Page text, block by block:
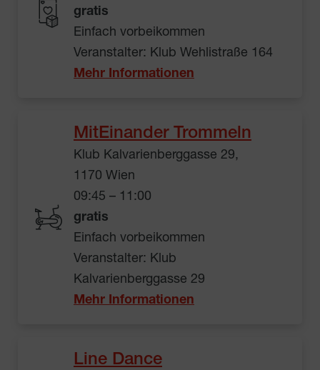
gratis
Einfach vorbeikommen
Veranstalter: Klub Wehlistraße 164
Mehr Informationen
MitEinander Trommeln
Klub Kalvarienberggasse 29,
1170 Wien
09:45 – 11:00
gratis
Einfach vorbeikommen
Veranstalter: Klub
Kalvarienberggasse 29
Mehr Informationen
Line Dance